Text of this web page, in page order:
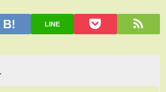
LINE